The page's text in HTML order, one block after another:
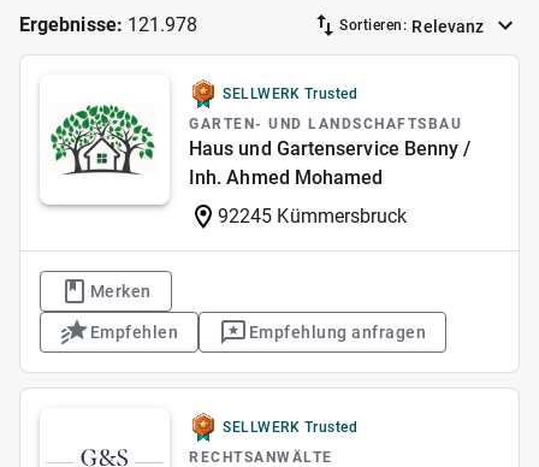
Ergebnisse: 121.978 Sortieren: Relevanz
SELLWERK Trusted
GARTEN- UND LANDSCHAFTSBAU
Haus und Gartenservice Benny /
Inh. Ahmed Mohamed
92245 Kümmersbruck
Merken
Empfehlen Empfehlung anfragen
SELLWERK Trusted
RECHTSANWÄLTE